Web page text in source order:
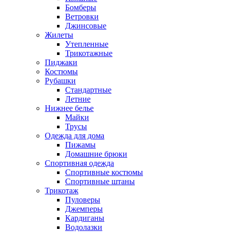
Бомберы
Ветровки
Джинсовые
Жилеты
Утепленные
Трикотажные
Пиджаки
Костюмы
Рубашки
Стандартные
Летние
Нижнее белье
Майки
Трусы
Одежда для дома
Пижамы
Домашние брюки
Спортивная одежда
Спортивные костюмы
Спортивные штаны
Трикотаж
Пуловеры
Джемперы
Кардиганы
Водолазки